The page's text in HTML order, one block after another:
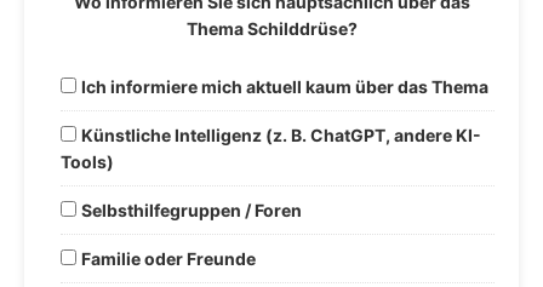
Thema Schilddrüse?
Ich informiere mich aktuell kaum über das Thema
Künstliche Intelligenz (z. B. ChatGPT, andere KI-
Tools)
Selbsthilfegruppen / Foren
Familie oder Freunde